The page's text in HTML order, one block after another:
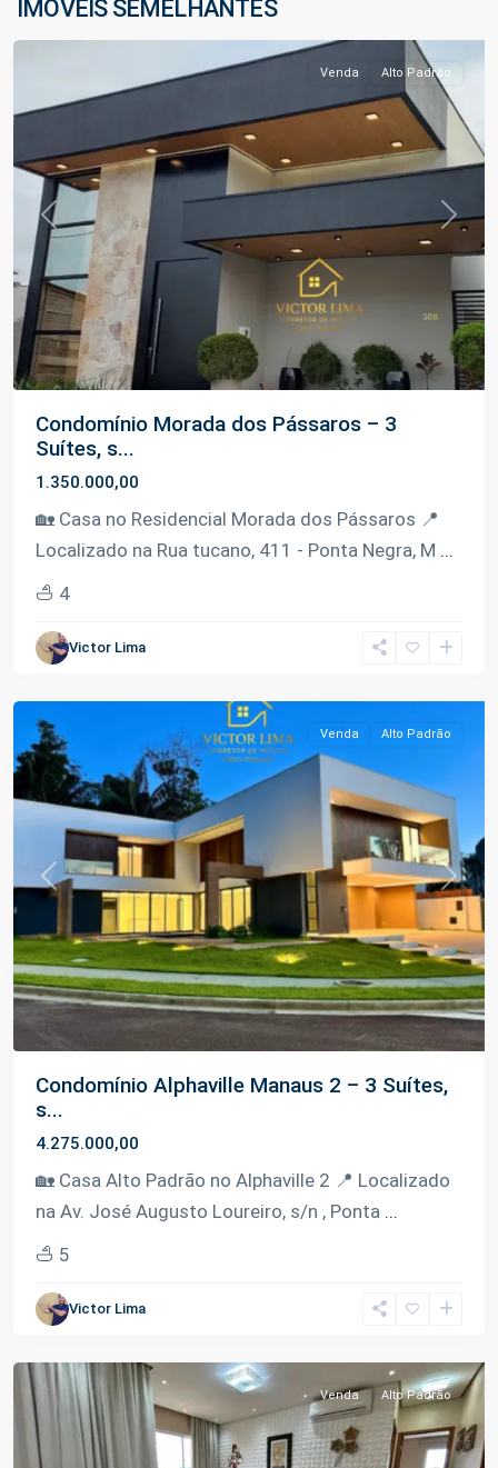
IMÓVEIS SEMELHANTES
Manaus
Previous Next
Venda Alto Padrão
Condomínio Morada dos Pássaros – 3
Suítes, s...
1.350.000,00
🏡 Casa no Residencial Morada dos Pássaros 📍
Localizado na Rua tucano, 411 - Ponta Negra, M ...
4
Victor Lima
Ponta
Negra,
Previous Next
Venda Alto Padrão
Condomínio Alphaville Manaus 2 – 3 Suítes,
s...
4.275.000,00
🏡 Casa Alto Padrão no Alphaville 2 📍 Localizado
na Av. José Augusto Loureiro, s/n , Ponta ...
5
Victor Lima
Ponta
Negra,
Venda Alto Padrão